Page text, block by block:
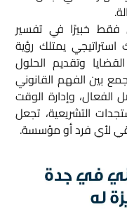
فقط خبيرًا في تفسير
يمتلك رؤية
وتقديم الحلول
بين الفهم القانوني
الفعال، وإدارة الوقت
التشريعية، تجعل
لأي فرد أو مؤسسة.